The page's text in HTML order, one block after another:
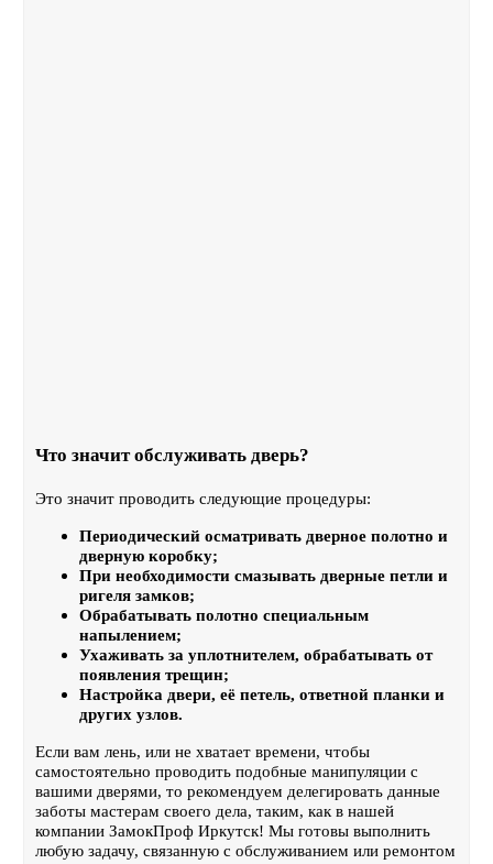
Что значит обслуживать дверь?
Это значит проводить следующие процедуры:
Периодический осматривать дверное полотно и
дверную коробку;
При необходимости смазывать дверные петли и
ригеля замков;
Обрабатывать полотно специальным
напылением;
Ухаживать за уплотнителем, обрабатывать от
появления трещин;
Настройка двери, её петель, ответной планки и
других узлов.
Если вам лень, или не хватает времени, чтобы
самостоятельно проводить подобные манипуляции с
вашими дверями, то рекомендуем делегировать данные
заботы мастерам своего дела, таким, как в нашей
компании ЗамокПроф Иркутск! Мы готовы выполнить
любую задачу, связанную с обслуживанием или ремонтом